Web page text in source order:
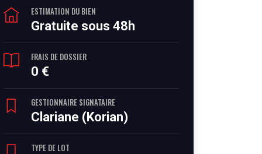
ESTIMATION DU BIEN
Gratuite sous 48h
FRAIS DE DOSSIER
0 €
GESTIONNAIRE SIGNATAIRE
Clariane (Korian)
TYPE DE LOT